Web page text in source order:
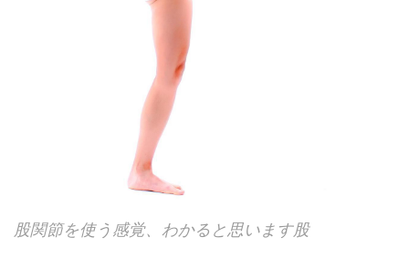
股関節を使う感覚、わかると思います股